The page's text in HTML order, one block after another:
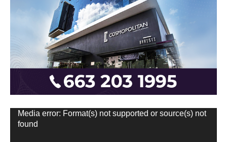
Reproductor
de
Media error: Format(s) not supported or source(s) not
found